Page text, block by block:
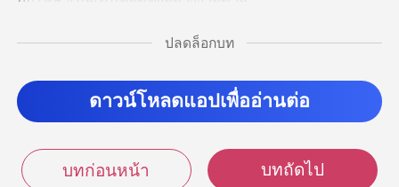
งมนุษย์ ปลดล็อกบท
ดาวน์โหลดแอปเพื่ออ่านต่อ
บทก่อนหน้า บทถัดไป